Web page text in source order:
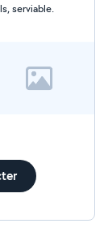
serviable.